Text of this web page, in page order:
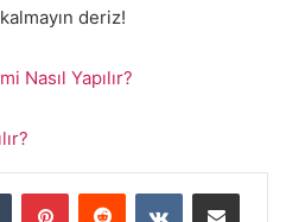
deriz!
Nasıl Yapılır?
Tumblr PinterestReddit VKontakteE-Posta ile paylaş